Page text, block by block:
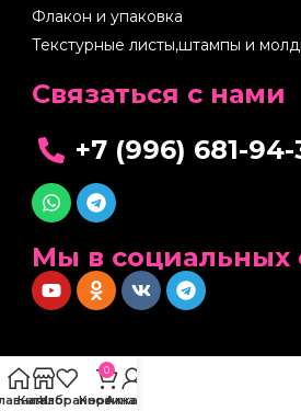
Флакон и упаковка
Текстурные листы,штампы и
Cвязаться с нами
+7 (996) 681-94-
Мы в социальных
Каталог
Избранное
0
Корзина
Аккаунт